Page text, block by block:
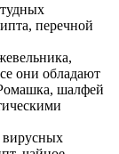
перечной
они обладают
шалфей
вирусных